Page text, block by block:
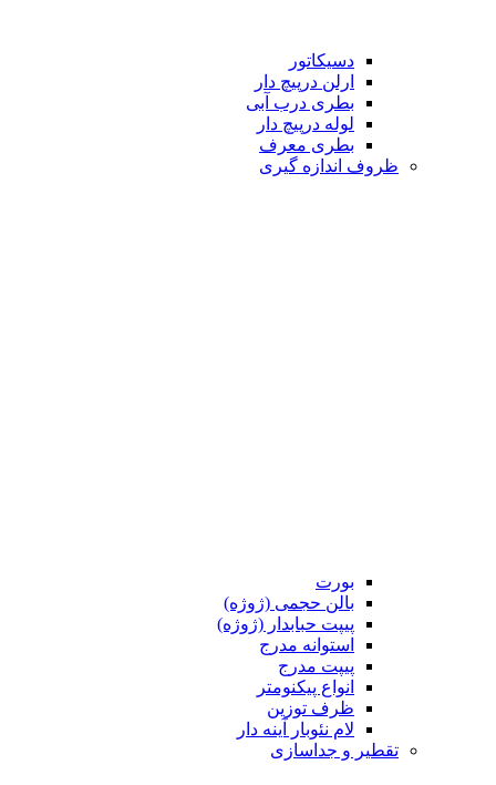
دسیکاتور
ارلن درپیچ دار
بطری درب آبی
لوله درپیچ دار
بطری معرف
ظروف اندازه گیری
بورت
بالن حجمی (ژوژه)
پیپت حبابدار (ژوژه)
استوانه مدرج
پیپت مدرج
انواع پیکنومتر
ظرف توزین
لام نئوبار آینه دار
تقطیر و جداسازی